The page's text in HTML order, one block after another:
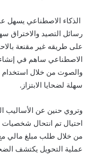
الذكاء الاصطناعي يسهل
رسائل التصيد والاختراق
على طريقه غير مقنعة
الاصطناعي ساهم في
والصوت من خلال استخدام
سهلة لضحايا الابتزاز.
وتروي حنين عن الأساليب
احتيال تم انتحال شخصيات
من خلال طلب مبلغ مالي مع
عملية التحويل يكتشف